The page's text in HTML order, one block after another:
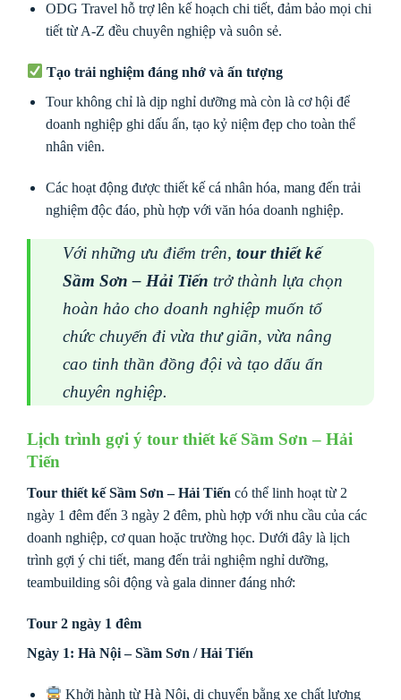
ODG Travel hỗ trợ lên kế hoạch chi tiết, đảm bảo mọi chi
tiết từ A-Z đều chuyên nghiệp và suôn sẻ.
Tạo trải nghiệm đáng nhớ và ấn tượng
Tour không chỉ là dịp nghỉ dưỡng mà còn là cơ hội để
doanh nghiệp ghi dấu ấn, tạo kỷ niệm đẹp cho toàn thể
nhân viên.
Các hoạt động được thiết kế cá nhân hóa, mang đến trải
nghiệm độc đáo, phù hợp với văn hóa doanh nghiệp.
Với những ưu điểm trên, tour thiết kế
Sầm Sơn – Hải Tiến trở thành lựa chọn
hoàn hảo cho doanh nghiệp muốn tổ
chức chuyến đi vừa thư giãn, vừa nâng
cao tinh thần đồng đội và tạo dấu ấn
chuyên nghiệp.
Lịch trình gợi ý tour thiết kế Sầm Sơn – Hải
Tiến
Tour thiết kế Sầm Sơn – Hải Tiến có thể linh hoạt từ 2
ngày 1 đêm đến 3 ngày 2 đêm, phù hợp với nhu cầu của các
doanh nghiệp, cơ quan hoặc trường học. Dưới đây là lịch
trình gợi ý chi tiết, mang đến trải nghiệm nghỉ dưỡng,
teambuilding sôi động và gala dinner đáng nhớ:
Tour 2 ngày 1 đêm
Ngày 1: Hà Nội – Sầm Sơn / Hải Tiến
Khởi hành từ Hà Nội, di chuyển bằng xe chất lượng